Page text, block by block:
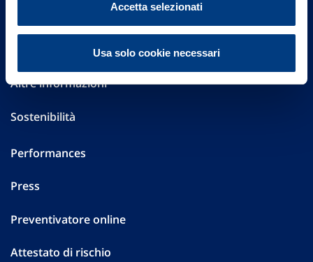
Accetta selezionati
Usa solo cookie necessari
Investor Relations
Altre informazioni
Sostenibilità
Performances
Press
Preventivatore online
Attestato di rischio